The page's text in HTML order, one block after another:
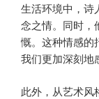
生活环境中，诗
念之情。同时，
慨。这种情感的
我们更加深刻地
此外，从艺术风